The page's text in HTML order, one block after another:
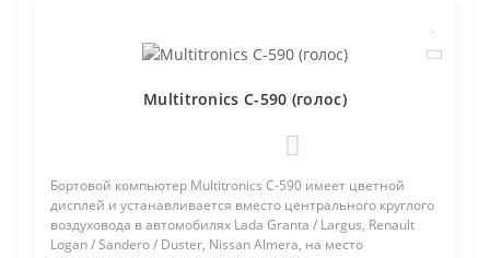
Multitronics C-590 (голос)
Бортовой компьютер Multitronics C-590 имеет цветной
дисплей и устанавливается вместо центрального круглого
воздуховода в автомобилях Lada Granta / Largus, Renault
Logan / Sandero / Duster, Nissan Almera, на место